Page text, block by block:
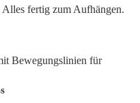
fertig zum Aufhängen.